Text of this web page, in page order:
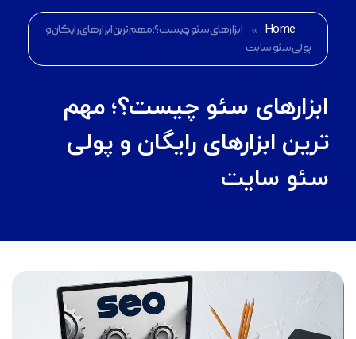
Home
»
ابزارهای سئو چیست؟؛ مهم ترین ابزارهای رایگان و
پولی سئو سایت
ابزارهای سئو چیست؟؛ مهم
ترین ابزارهای رایگان و پولی
سئو سایت